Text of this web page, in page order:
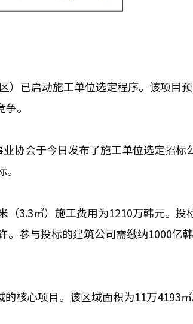
）已启动施工单位选定程序。该项目
。
协会于今日发布了施工单位选定招标
（3.3㎡）施工费用为1210万韩元。投
。参与投标的建筑公司需缴纳1000亿
核心项目。该区域面积为11万4193㎡